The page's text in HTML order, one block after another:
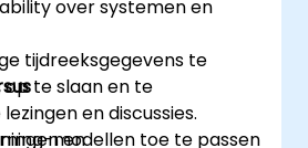
over systemen en
tijdreeksgegevens te
op te slaan en te
modellen toe te passen
en discussies.
en